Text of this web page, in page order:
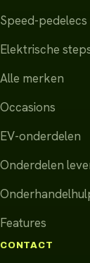
Speed-pedelecs
Elektrische
Alle merken
Occasions
EV-onderdelen
Onderdelen
Features
CONTACT